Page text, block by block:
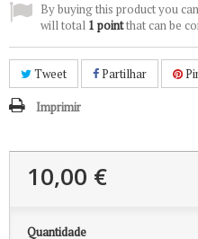
By buying this product you
will total 1 pointthat can be
Tweet Partilhar
Imprimir
10,00 €
Quantidade